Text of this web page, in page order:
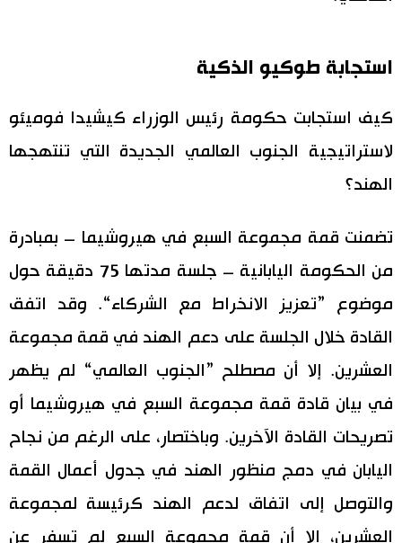
استجابة طوكيو الذكية
كيف استجابت حكومة رئيس الوزراء كيشيدا فوميئو
لاستراتيجية الجنوب العالمي الجديدة التي تنتهجها
الهند؟
تضمنت قمة مجموعة السبع في هيروشيما – بمبادرة
من الحكومة اليابانية – جلسة مدتها 75 دقيقة حول
موضوع ”تعزيز الانخراط مع الشركاء“. وقد اتفق
القادة خلال الجلسة على دعم الهند في قمة مجموعة
العشرين. إلا أن مصطلح ”الجنوب العالمي“ لم يظهر
في بيان قادة قمة مجموعة السبع في هيروشيما أو
تصريحات القادة الآخرين. وباختصار، على الرغم من نجاح
اليابان في دمج منظور الهند في جدول أعمال القمة
والتوصل إلى اتفاق لدعم الهند كرئيسة لمجموعة
العشرين، إلا أن قمة مجموعة السبع لم تسفر عن